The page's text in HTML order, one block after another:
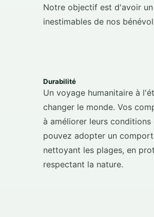
Notre objectif est d'avoir
inestimables de nos
Durabilité
Un voyage humanitaire à
changer le monde. Vos
à améliorer leurs
pouvez adopter un
nettoyant les plages, en
respectant la nature.